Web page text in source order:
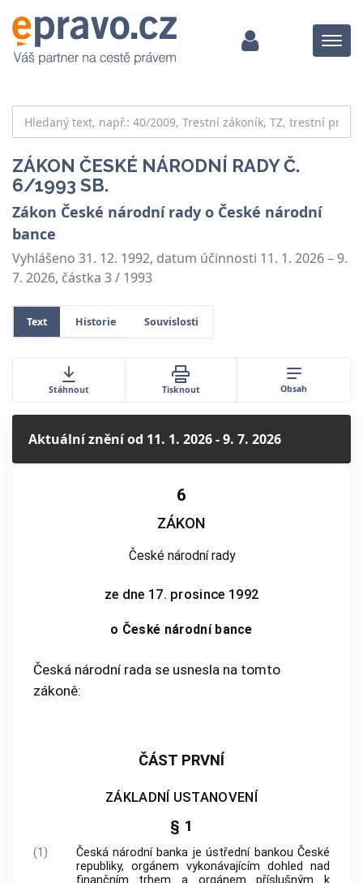
Menu
ZÁKON ČESKÉ NÁRODNÍ RADY Č.
6/1993 SB.
Zákon České národní rady o České národní
bance
Vyhlášeno 31. 12. 1992, datum účinnosti 11. 1. 2026 – 9.
7. 2026, částka 3 / 1993
Text Historie Souvislosti
Stáhnout Tisknout Obsah
Aktuální zněníod 11. 1. 2026 - 9. 7. 2026
6
ZÁKON
České národní rady
ze dne 17. prosince 1992
o České národní bance
Česká národní rada se usnesla na tomto
zákoně:
ČÁST PRVNÍ
ZÁKLADNÍ USTANOVENÍ
§ 1
(1) Česká národní banka je ústřední bankou České
republiky, orgánem vykonávajícím dohled nad